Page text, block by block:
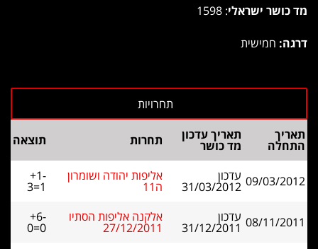
מד כושר ישראלי: 1598
דרגה: חמישית
תאריך
התחלה
תאריך עדכון
מד כושר תחרות תוצאה
09/03/2012 עדכון
31/03/2012
אליפות יהודה ושומרון
ה11
+1-
3=1
08/11/2011 עדכון
31/12/2011
אלקנה אליפות הסתיו
27/12/2011
+6-
0=0